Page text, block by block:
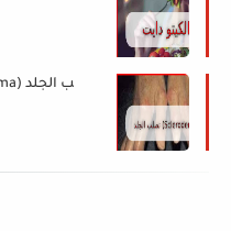
تصلب الجلد (Scleroderma)